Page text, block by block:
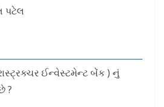
પટેલ
ઈન્વેસ્ટમેન્ટ બેંક ) નું
?